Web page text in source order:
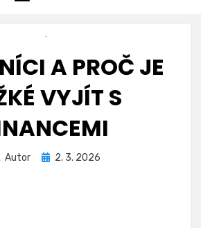
A PROČ JE
VYJÍT S
Autor
Zveřejněno
2. 3. 2026